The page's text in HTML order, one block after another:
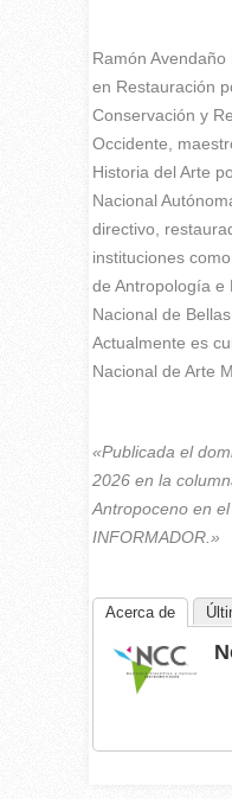
Ramón
en Restauración
Conservación y
Occidente,
Historia del Arte
Nacional
directivo,
instituciones
de Antropología e
Nacional de
Actualmente es
Nacional de Arte
«Publicada el
2026 en la
Antropoceno en el
INFORMADOR.»
Acerca de